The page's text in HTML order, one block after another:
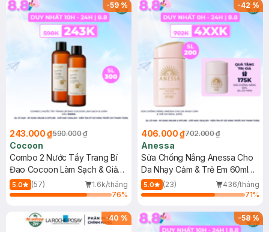
-59%
243.000 ₫590.000 ₫
Cocoon
Combo 2 Nước Tẩy Trang Bí
Đao Cocoon Làm Sạch & Giảm
Dầu 500ml
5.0 (57)
1.6k/tháng
76%
-42%
406.000 ₫702.000 ₫
Anessa
Sữa Chống Nắng Anessa Cho
Da Nhạy Cảm & Trẻ Em 60ml
(Mới)
5.0 (23)
436/tháng
71%
-40 % -58%